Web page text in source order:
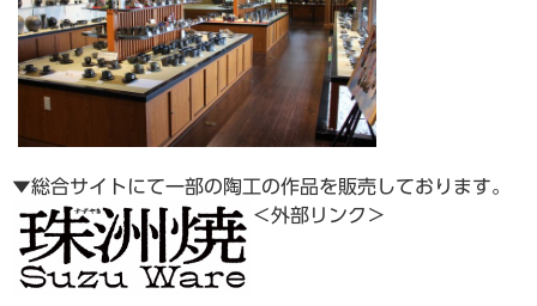
▼総合サイトにて一部の陶工の作品を販売しております。
＜外部リンク＞